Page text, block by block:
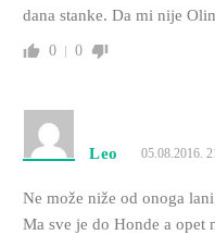
dana stanke. Da mi nije
0 0
Leo 05.08.2016.
Ne može niže od onoga
Ma sve je do Honde a